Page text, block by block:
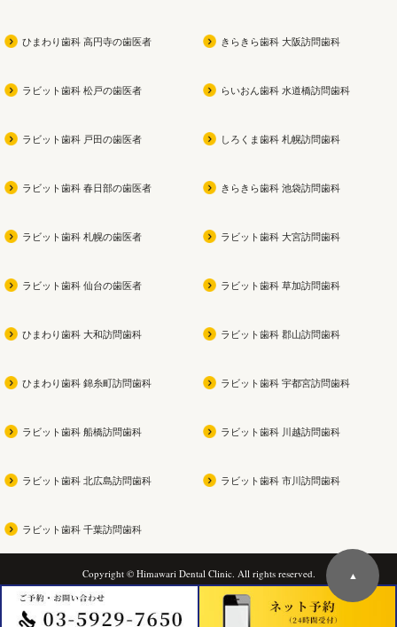
ひまわり歯科 高円寺の歯医者
ラビット歯科 松戸の歯医者
ラビット歯科 戸田の歯医者
ラビット歯科 春日部の歯医者
ラビット歯科 札幌の歯医者
ラビット歯科 仙台の歯医者
ひまわり歯科 大和訪問歯科
ひまわり歯科 錦糸町訪問歯科
ラビット歯科 船橋訪問歯科
ラビット歯科 北広島訪問歯科
ラビット歯科 千葉訪問歯科
きらきら歯科 大阪訪問歯科
らいおん歯科 水道橋訪問歯科
しろくま歯科 札幌訪問歯科
きらきら歯科 池袋訪問歯科
ラビット歯科 大宮訪問歯科
ラビット歯科 草加訪問歯科
ラビット歯科 郡山訪問歯科
ラビット歯科 宇都宮訪問歯科
ラビット歯科 川越訪問歯科
ラビット歯科 市川訪問歯科
Copyright © Himawari Dental Clinic. All rights reserved. ▲